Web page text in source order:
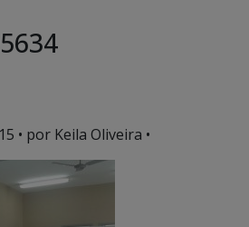
• por Keila Oliveira •